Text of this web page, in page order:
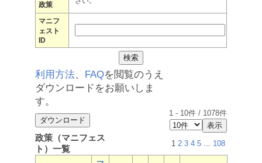
政策
マニフ
ェスト
ID
利用方法、 FAQを閲覧のうえ
ダウンロードをお願いしま
す。
1 - 10件 / 1078件
政策（マニフェス
ト）一覧
1 2 3 4 5 ... 108